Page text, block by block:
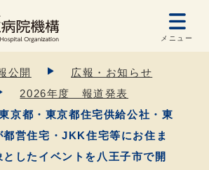
メニュー
公開
広報・お知らせ
2026年度 報道発表
京都・東京都住宅供給公社・東
営住宅・JKK住宅等にお住ま
したイベントを八王子市で開